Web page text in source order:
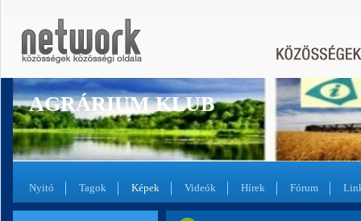
AGRÁRIUM KLUB
Nyitó Tagok Képek Videók Hírek Fórum